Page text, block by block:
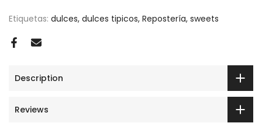
Etiquetas: dulces dulces tipicos Repostería sweets
Description
Reviews